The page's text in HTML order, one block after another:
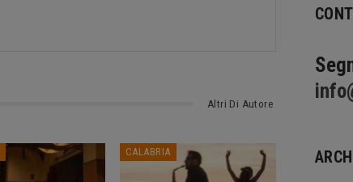
Altri Di Autore
CALABRIA